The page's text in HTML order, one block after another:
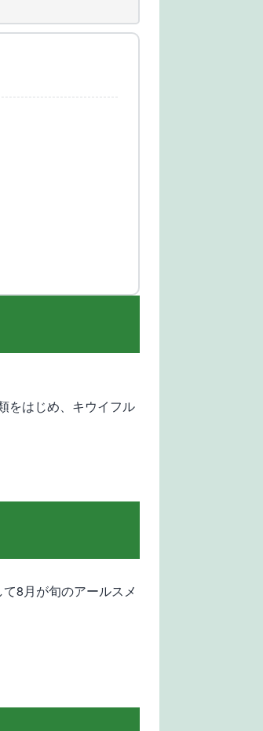
をはじめ、キウイフル
8月が旬のアールスメ